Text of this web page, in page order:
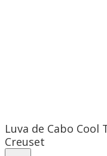
Luva de Cabo Cool
Creuset